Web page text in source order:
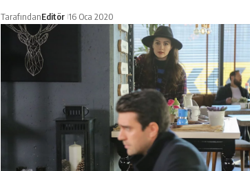
TarafındanEditör 16 Oca 2020